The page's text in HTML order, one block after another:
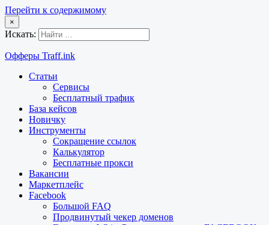
Перейти к содержимому
×
Искать:
Офферы Traff.ink
Статьи
Сервисы
Бесплатный трафик
База кейсов
Новичку
Инструменты
Сокращение ссылок
Калькулятор
Бесплатные прокси
Вакансии
Маркетплейс
Facebook
Большой FAQ
Продвинутый чекер доменов